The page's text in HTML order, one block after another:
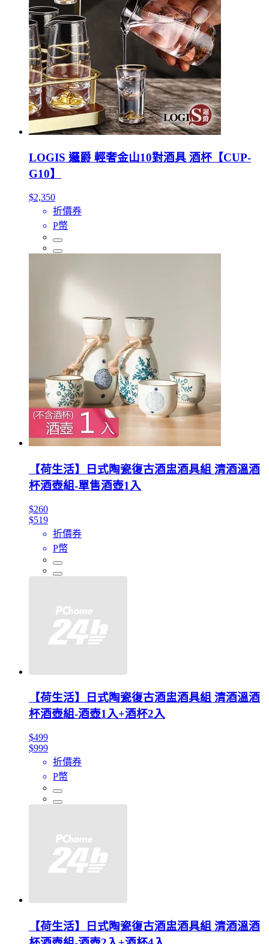
LOGIS 邏爵 輕奢金山10對酒具 酒杯【CUP-
G10】
$2,350
折價券
P幣
【荷生活】日式陶瓷復古酒盅酒具組 清酒溫酒
杯酒壺組-單售酒壺1入
$260
$519
折價券
P幣
【荷生活】日式陶瓷復古酒盅酒具組 清酒溫酒
杯酒壺組-酒壺1入+酒杯2入
$499
$999
折價券
P幣
【荷生活】日式陶瓷復古酒盅酒具組 清酒溫酒